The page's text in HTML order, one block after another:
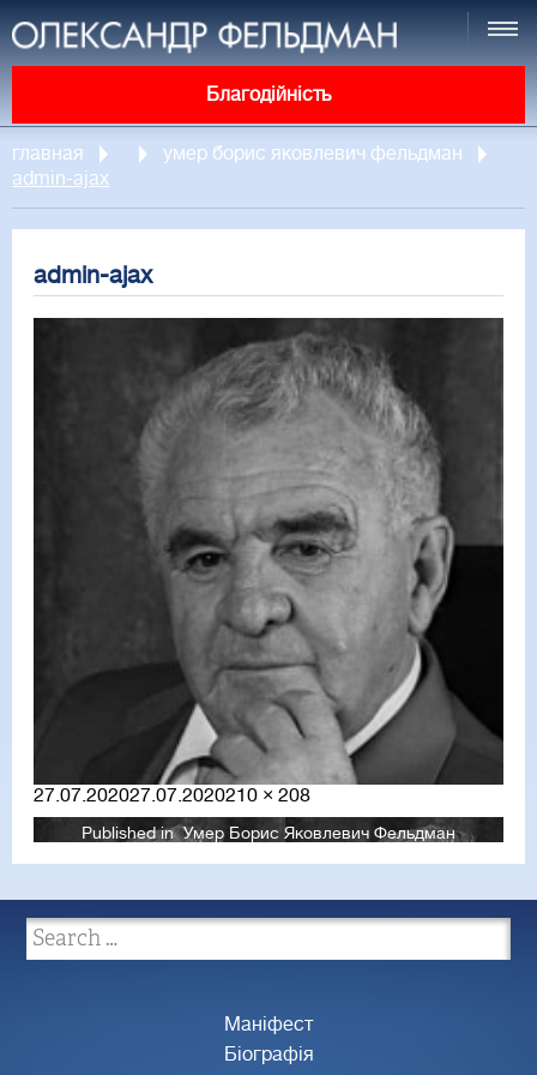
Благодійність
главная
умер борис яковлевич фельдман
admin-ajax
admin-ajax
Posted
on
27.07.202027.07.2020Full
size
210 × 208
Published in Умер Борис Яковлевич Фельдман
Маніфест
Біографія